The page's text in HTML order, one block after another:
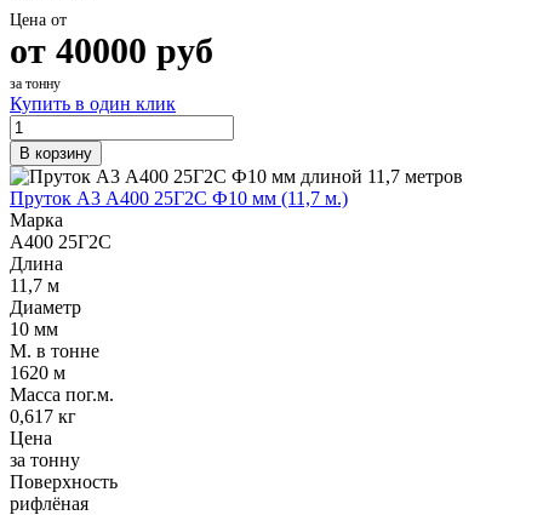
Цена от
от 40000 руб
за тонну
Купить в один клик
В корзину
Пруток А3 А400 25Г2С Ф10 мм (11,7 м.)
Марка
А400 25Г2С
Длина
11,7 м
Диаметр
10 мм
М. в тонне
1620 м
Масса пог.м.
0,617 кг
Цена
за тонну
Поверхность
рифлёная